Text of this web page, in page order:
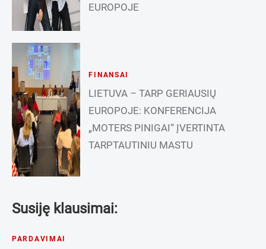
EUROPOJE
FINANSAI
LIETUVA – TARP GERIAUSIŲ
EUROPOJE: KONFERENCIJA
„MOTERS PINIGAI“ ĮVERTINTA
TARPTAUTINIU MASTU
Susiję klausimai:
PARDAVIMAI